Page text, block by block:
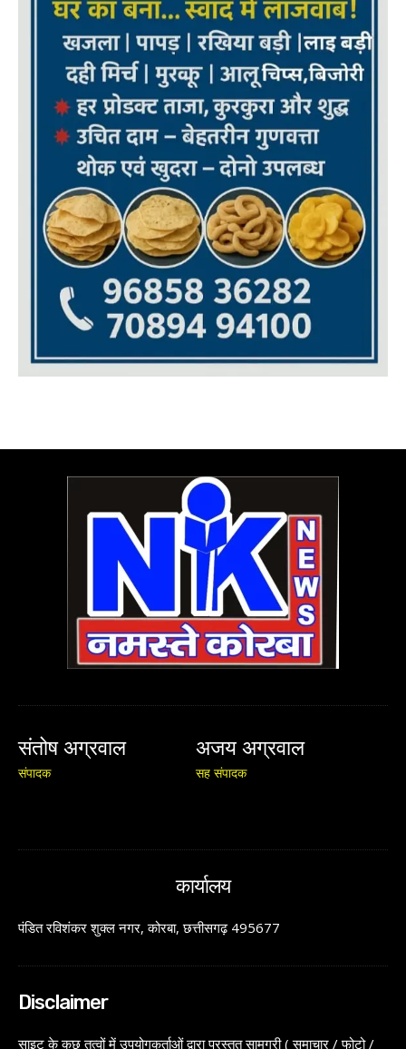
संतोष अग्रवाल
संपादक
अजय अग्रवाल
सह संपादक
कार्यालय
पंडित रविशंकर शुक्ल नगर, कोरबा, छत्तीसगढ़ 495677
Disclaimer
साइट के कुछ तत्वों में उपयोगकर्ताओं द्वारा प्रस्तुत सामग्री ( समाचार / फोटो /